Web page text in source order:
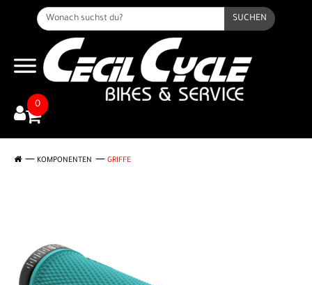
SUCHEN
0
KOMPONENTEN GRIFFE